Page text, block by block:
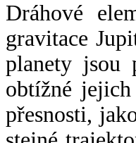
Dráhové
gravitace
planety jsou
obtížné
přesnosti,